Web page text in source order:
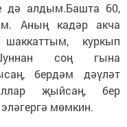
дә алдым.Башта 60,
Аның кадәр акча
куркып
соң гына
бердәм дәүләт
җыйсаң, бер
мөмкин.